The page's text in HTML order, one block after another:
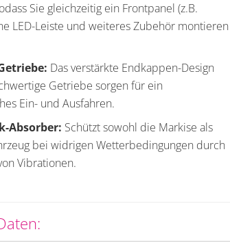
Sie gleichzeitig ein Frontpanel (z.B.
LED-Leiste und weiteres Zubehör montieren
Das verstärkte Endkappen-Design
Getriebe sorgen für ein
Ein- und Ausfahren.
Absorber: Schützt sowohl die Markise als
bei widrigen Wetterbedingungen durch
Vibrationen.